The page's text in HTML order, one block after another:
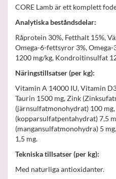
CORE Lamb är ett komplett
Analytiska beståndsdelar:
Råprotein 30%, Fetthalt 15%,
Omega-6-fettsyror 3%,
1200 mg/kg, Kondroitinsulfat
Näringstillsatser (per kg):
Vitamin A 14000 IU, Vitamin
Taurin 1500 mg, Zink
(järnsulfatmonohydrat) 100
(kopparsulfatpentahydrat) 7,5
(mangansulfatmonohydra) 5
1,5 mg.
Tekniska tillsatser (per kg):
Med naturliga antioxidanter.